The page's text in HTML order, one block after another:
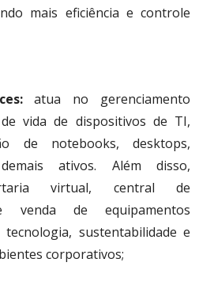
mais eficiência e controle
atua no gerenciamento
vida de dispositivos de TI,
de notebooks, desktops,
ativos. Além disso,
virtual, central de
venda de equipamentos
sustentabilidade e
corporativos;